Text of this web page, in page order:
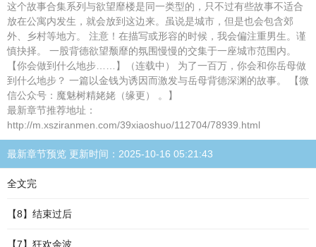
这个故事合集系列与欲望靡楼是同一类型的，只不过有些故事不适合
放在公寓内发生，就会放到这边来。虽说是城市，但是也会包含郊
外、乡村等地方。 注意！在描写或形容的时候，我会偏注重男生。谨
慎抉择。 一股背德欲望颓靡的氛围慢慢的交集于一座城市范围内。
【你会做到什么地步……】（连载中） 为了一百万，你会和你岳母做
到什么地步？ 一篇以金钱为诱因而激发与岳母背德深渊的故事。 【微
信公众号：魔魅树精姥姥（缘更） 。】
最新章节推荐地址：
http://m.xsziranmen.com/39xiaoshuo/112704/78939.html
最新章节预览 更新时间：2025-10-16 05:21:43
全文完
【8】结束过后
【7】狂欢余波